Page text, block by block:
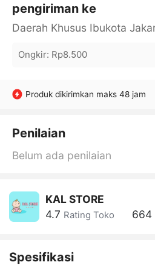
pengiriman ke
Ongkir: Rp8.500
Produk dikirimkan maks 48 jam
Penilaian
Belum ada penilaian
KAL STORE
4.7 Rating Toko 664
Spesifikasi